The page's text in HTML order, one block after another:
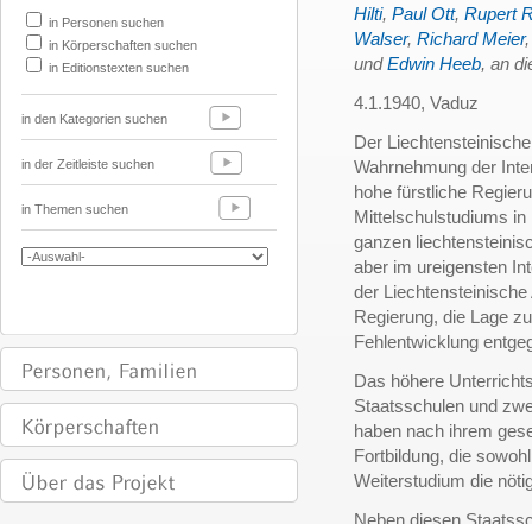
in Personen suchen
in Körperschaften suchen
in Editionstexten suchen
in den Kategorien suchen
in der Zeitleiste suchen
in Themen suchen
Hilti, Paul Ott, Rupert
Walser, Richard Meier
undEdwin Heeb, an
4.1.1940, Vaduz
Der
Wahrnehmung der
hohe fürstliche
Mittelschulstudiums
ganzen
aber im ureigensten
der
Regierung, die Lage
Fehlentwicklung
Das höhere
Staatsschulen und
haben nach ihrem
Fortbildung, die
Weiterstudium die